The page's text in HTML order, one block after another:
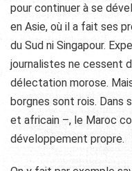
pour continuer à se
en Asie, où il a fait ses
du Sud ni Singapour.
journalistes ne cessent
délectation morose.
borgnes sont rois. Dans
et africain –, le Maroc
développement propre.